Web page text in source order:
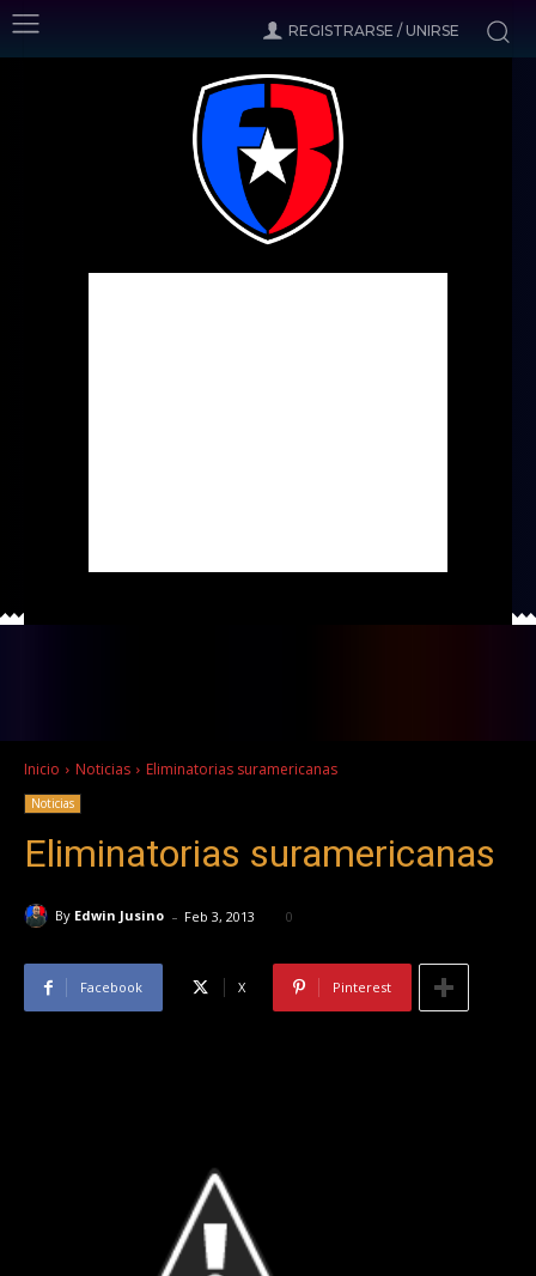
REGISTRARSE / UNIRSE
Inicio Noticias Eliminatorias suramericanas
Noticias
Eliminatorias suramericanas
By Edwin Jusino - Feb 3, 2013 0
Facebook X Pinterest